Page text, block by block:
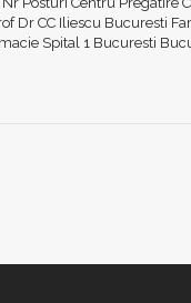
Dr CC Iliescu Bucuresti
Spital 1 Bucuresti